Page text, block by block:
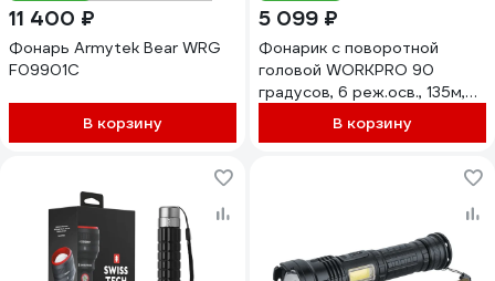
11 400 ₽
Фонарь Armytek Bear WRG
F09901C
В корзину
5 099 ₽
Фонарик с поворотной
головой WORKPRO 90
градусов, 6 реж.осв., 135м,
магн.дно, аккум.2000mAH,
зарядка USB-TYPE C,
В корзину